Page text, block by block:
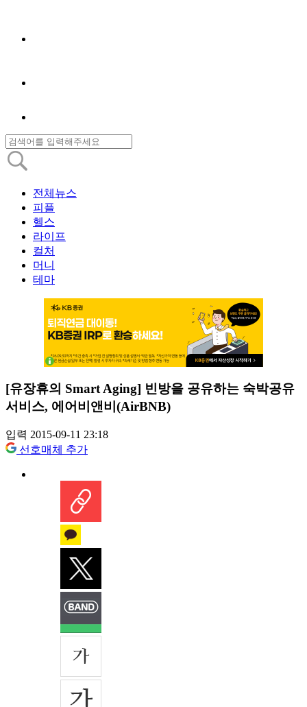
전체뉴스
피플
헬스
라이프
컬처
머니
테마
[유장휴의 Smart Aging] 빈방을 공유하는 숙박공유
서비스, 에어비앤비(AirBNB)
입력 2015-09-11 23:18
선호매체 추가